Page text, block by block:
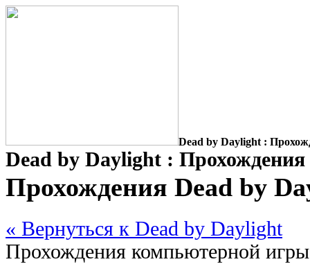
Dead by Daylight :
Dead by Daylight : Прохождения
Прохождения Dead by
« Вернуться к Dead by Daylight
Прохождения компьютерной